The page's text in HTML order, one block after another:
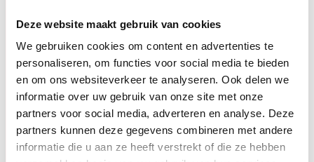
Deze website maakt gebruik van cookies
We gebruiken cookies om content en advertenties te
personaliseren, om functies voor social media te bieden
en om ons websiteverkeer te analyseren. Ook delen we
informatie over uw gebruik van onze site met onze
partners voor social media, adverteren en analyse. Deze
partners kunnen deze gegevens combineren met andere
informatie die u aan ze heeft verstrekt of die ze hebben
verpakking of grootschalige signalisatie
actief met je mee. Op basis van je briefing
stellen we de juiste materialen,
toepassingen en afwerkingen voor. Zo start
het traject met een heldere visie en een
sterk fundament voor eenprintoplossing op
maat.